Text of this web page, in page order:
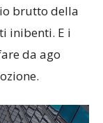
brutto della
inibenti. E i
da ago